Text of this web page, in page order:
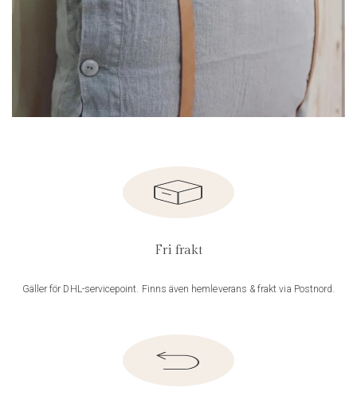
Fri frakt
Gäller för DHL-servicepoint. Finns även hemleverans & frakt via Postnord.